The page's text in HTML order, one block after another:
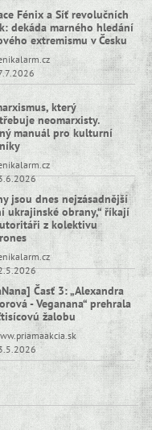
Fénix a Síť revolučních
dekáda marného hledání
extremismu v Česku
který
neomarxisty.
manuál pro kulturní
jsou dnes nejzásadnější
ukrajinské obrany,“ říkají
z kolektivu
Časť 3: „Alexandra
- Veganana“ prehrala
žalobu